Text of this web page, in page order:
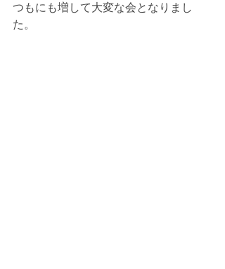
つもにも増して大変な会となりまし
た。